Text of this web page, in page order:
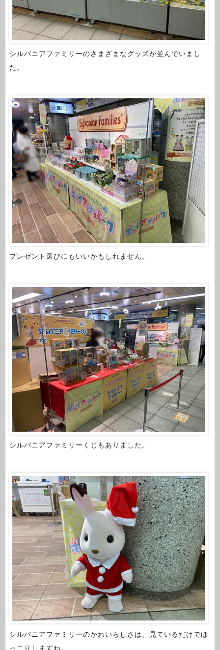
シルバニアファミリーのさまざまなグッズが並んでいまし
た。
プレゼント選びにもいいかもしれません。
シルバニアファミリーくじもありました。
シルバニアファミリーのかわいらしさは、見ているだけでほ
っこりしますね。